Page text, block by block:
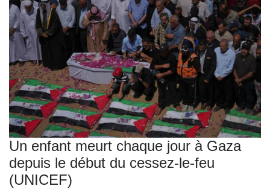
Un enfant meurt chaque jour à Gaza
depuis le début du cessez-le-feu
(UNICEF)